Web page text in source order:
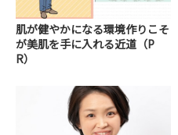
肌が健やかになる環境作りこそ
が美肌を手に入れる近道（P
R）